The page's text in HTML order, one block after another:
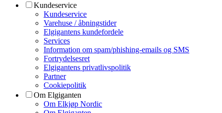
Kundeservice
Kundeservice
Varehuse / åbningstider
Elgigantens kundefordele
Services
Information om spam/phishing-emails og SMS
Fortrydelsesret
Elgigantens privatlivspolitik
Partner
Cookiepolitik
Om Elgiganten
Om Elkjøp Nordic